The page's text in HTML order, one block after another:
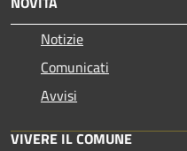
Notizie
Comunicati
Avvisi
VIVERE IL COMUNE